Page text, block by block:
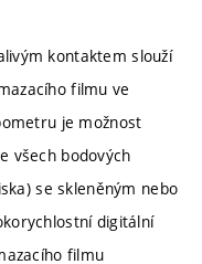
kontaktem slouží
filmu ve
je možnost
všech bodových
se skleněným nebo
digitální
filmu